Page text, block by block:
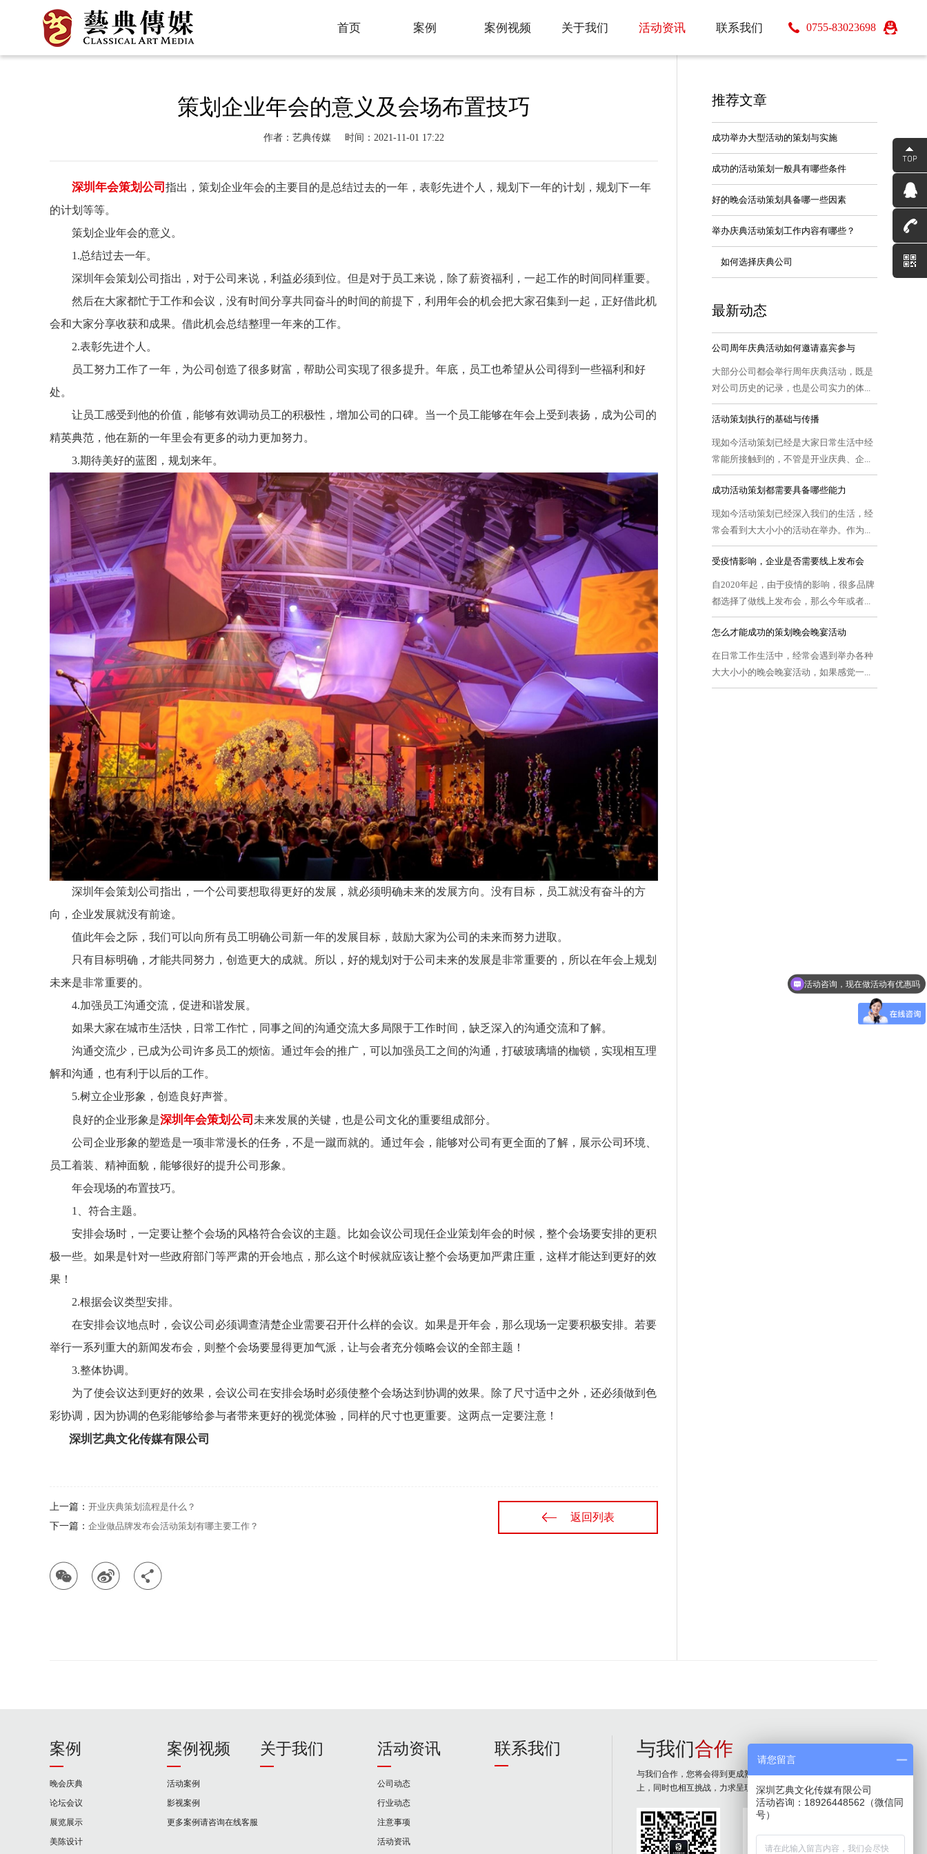
0755-83023698
首页
案例
案例视频
关于我们
活动资讯
联系我们
策划企业年会的意义及会场布置技巧
作者：艺典传媒 时间：2021-11-01 17:22
深圳年会策划公司 指出，策划企业年会的主要目的是总结过去的一年，表彰先进个人，规划下一年的计划，规划下一年
的计划等等。
策划企业年会的意义。
1.总结过去一年。
深圳年会策划公司指出，对于公司来说，利益必须到位。但是对于员工来说，除了薪资福利，一起工作的时间同样重要。
然后在大家都忙于工作和会议，没有时间分享共同奋斗的时间的前提下，利用年会的机会把大家召集到一起，正好借此机
会和大家分享收获和成果。借此机会总结整理一年来的工作。
2.表彰先进个人。
员工努力工作了一年，为公司创造了很多财富，帮助公司实现了很多提升。年底，员工也希望从公司得到一些福利和好
处。
让员工感受到他的价值，能够有效调动员工的积极性，增加公司的口碑。当一个员工能够在年会上受到表扬，成为公司的
精英典范，他在新的一年里会有更多的动力更加努力。
3.期待美好的蓝图，规划来年。
深圳年会策划公司指出，一个公司要想取得更好的发展，就必须明确未来的发展方向。没有目标，员工就没有奋斗的方
向，企业发展就没有前途。
值此年会之际，我们可以向所有员工明确公司新一年的发展目标，鼓励大家为公司的未来而努力进取。
只有目标明确，才能共同努力，创造更大的成就。所以，好的规划对于公司未来的发展是非常重要的，所以在年会上规划
未来是非常重要的。
4.加强员工沟通交流，促进和谐发展。
如果大家在城市生活快，日常工作忙，同事之间的沟通交流大多局限于工作时间，缺乏深入的沟通交流和了解。
沟通交流少，已成为公司许多员工的烦恼。通过年会的推广，可以加强员工之间的沟通，打破玻璃墙的枷锁，实现相互理
解和沟通，也有利于以后的工作。
5.树立企业形象，创造良好声誉。
良好的企业形象是​深圳年会策划公司 未来发展的关键，也是公司文化的重要组成部分。
公司企业形象的塑造是一项非常漫长的任务，不是一蹴而就的。通过年会，能够对公司有更全面的了解，展示公司环境、
员工着装、精神面貌，能够很好的提升公司形象。
年会现场的布置技巧。
1、符合主题。
安排会场时，一定要让整个会场的风格符合会议的主题。比如会议公司现任企业策划年会的时候，整个会场要安排的更积
极一些。如果是针对一些政府部门等严肃的开会地点，那么这个时候就应该让整个会场更加严肃庄重，这样才能达到更好的效
果！
2.根据会议类型安排。
在安排会议地点时，会议公司必须调查清楚企业需要召开什么样的会议。如果是开年会，那么现场一定要积极安排。若要
举行一系列重大的新闻发布会，则整个会场要显得更加气派，让与会者充分领略会议的全部主题！
3.整体协调。
为了使会议达到更好的效果，会议公司在安排会场时必须使整个会场达到协调的效果。除了尺寸适中之外，还必须做到色
彩协调，因为协调的色彩能够给参与者带来更好的视觉体验，同样的尺寸也更重要。这两点一定要注意！
深圳艺典文化传媒有限公司
上一篇： 开业庆典策划流程是什么？
下一篇： 企业做品牌发布会活动策划有哪主要工作？
返回列表
推荐文章
成功举办大型活动的策划与实施
成功的活动策划一般具有哪些条件
好的晚会活动策划具备哪一些因素
举办庆典活动策划工作内容有哪些？
如何选择庆典公司
最新动态
公司周年庆典活动如何邀请嘉宾参与
大部分公司都会举行周年庆典活动，既是
对公司历史的记录，也是公司实力的体...
活动策划执行的基础与传播
现如今活动策划已经是大家日常生活中经
常能所接触到的，不管是开业庆典、企...
成功活动策划都需要具备哪些能力
现如今活动策划已经深入我们的生活，经
常会看到大大小小的活动在举办。作为...
受疫情影响，企业是否需要线上发布会
自2020年起，由于疫情的影响，很多品牌
都选择了做线上发布会，那么今年或者...
怎么才能成功的策划晚会晚宴活动
在日常工作生活中，经常会遇到举办各种
大大小小的晚会晚宴活动，如果感觉一...
案例
晚会庆典
论坛会议
展览展示
美陈设计
案例视频
活动案例
影视案例
更多案例请咨询在线客服
关于我们 活动资讯
公司动态
行业动态
注意事项
活动资讯
联系我们 与我们合作
与我们合作，您将会得到更成熟的品牌策划服务。我们以客户至
上，同时也相互挑战，力求呈现最好的品牌策划成果。
活动咨询，现在做活动有优惠吗
请您留言
深圳艺典文化传媒有限公司
活动咨询：18926448562（微信同
号）